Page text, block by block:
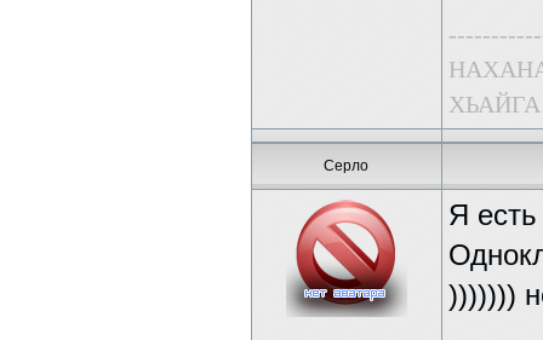
Серло
Я
)))))))